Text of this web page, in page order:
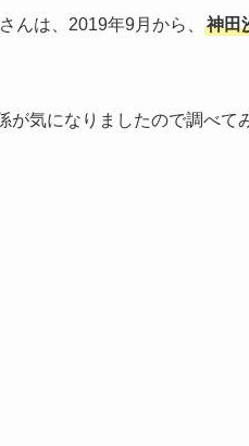
さんは、2019年9月から、 神田
が気になりましたので調べて